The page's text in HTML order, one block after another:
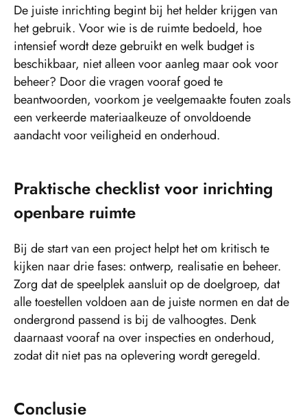
De juiste inrichting begint bij het helder krijgen van
het gebruik. Voor wie is de ruimte bedoeld, hoe
intensief wordt deze gebruikt en welk budget is
beschikbaar, niet alleen voor aanleg maar ook voor
beheer? Door die vragen vooraf goed te
beantwoorden, voorkom je veelgemaakte fouten zoals
een verkeerde materiaalkeuze of onvoldoende
aandacht voor veiligheid en onderhoud.
Praktische checklist voor inrichting
openbare ruimte
Bij de start van een project helpt het om kritisch te
kijken naar drie fases: ontwerp, realisatie en beheer.
Zorg dat de speelplek aansluit op de doelgroep, dat
alle toestellen voldoen aan de juiste normen en dat de
ondergrond passend is bij de valhoogtes. Denk
daarnaast vooraf na over inspecties en onderhoud,
zodat dit niet pas na oplevering wordt geregeld.
Conclusie